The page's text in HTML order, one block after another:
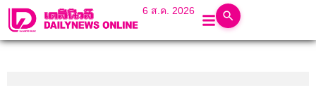
6 ส.ค. 2026